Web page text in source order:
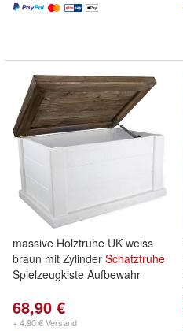
massive Holztruhe UK weiss
braun mit Zylinder Schatztruhe
Spielzeugkiste Aufbewahr
68,90 €
+ 4,90 € Versand